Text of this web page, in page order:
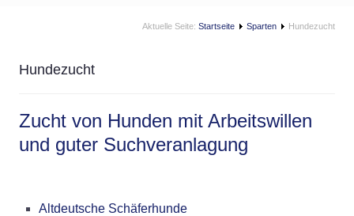
Aktuelle Seite: Startseite Sparten Hundezucht
Hundezucht
Zucht von Hunden mit Arbeitswillen
und guter Suchveranlagung
Altdeutsche Schäferhunde